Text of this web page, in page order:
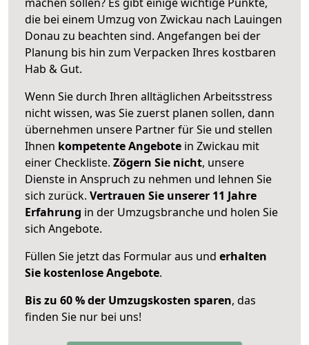
die bei einem Umzug von Zwickau nach Lauingen
Donau zu beachten sind. Angefangen bei der
Planung bis hin zum Verpacken Ihres kostbaren
Hab & Gut.
Wenn Sie durch Ihren alltäglichen Arbeitsstress
nicht wissen, was Sie zuerst planen sollen, dann
übernehmen unsere Partner für Sie und stellen
Ihnen kompetente Angebote in Zwickau mit
einer Checkliste. Zögern Sie nicht, unsere
Dienste in Anspruch zu nehmen und lehnen Sie
sich zurück. Vertrauen Sie unserer 11 Jahre
Erfahrung in der Umzugsbranche und holen Sie
sich Angebote.
Füllen Sie jetzt das Formular aus und erhalten
Sie kostenlose Angebote.
Bis zu 60 % der Umzugskosten sparen, das
finden Sie nur bei uns!